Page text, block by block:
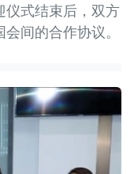
仪式结束后，双方
间的合作协议。